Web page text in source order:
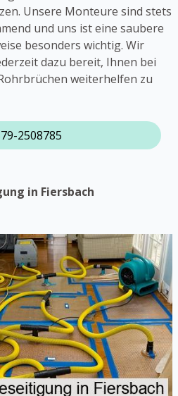
Unsere Monteure sind stets
und uns ist eine saubere
besonders wichtig. Wir
dazu bereit, Ihnen bei
weiterhelfen zu
2508785
in Fiersbach